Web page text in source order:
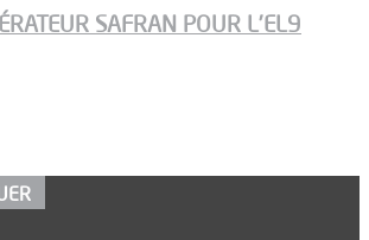
SAFRAN POUR L’EL9